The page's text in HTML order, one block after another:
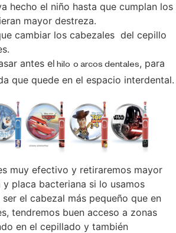
hecho el niño hasta que cumplan los
mayor destreza.
cambiar los cabezales del cepillo
antes el hilo o arcos dentales, para
que quede en el espacio interdental.
muy efectivo y retiraremos mayor
placa bacteriana si lo usamos
el cabezal más pequeño que en
tendremos buen acceso a zonas
en el cepillado y también